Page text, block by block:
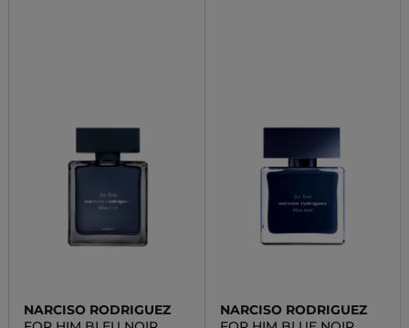
NARCISO RODRIGUEZ
NARCISO RODRIGUEZ